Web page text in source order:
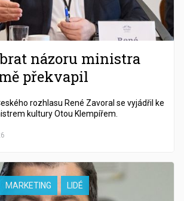
názoru ministra
překvapil
rozhlasu René Zavoral se vyjádřil ke
kultury Otou Klempířem.
MARKETING LIDÉ